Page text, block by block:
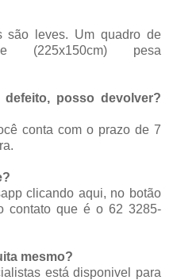
são leves. Um quadro de
(225x150cm) pesa
posso devolver?
conta com o prazo de 7
clicando aqui, no botão
contato que é o 62 3285-
mesmo?
está disponivel para